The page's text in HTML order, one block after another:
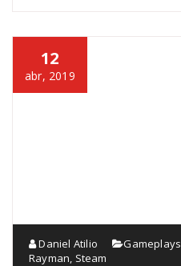
12
abr, 2019
Daniel Atilio Gameplays
Rayman, Steam